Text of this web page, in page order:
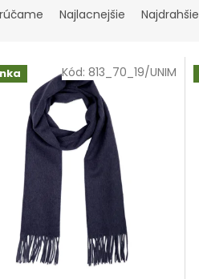
Najlacnejšie Najdrahšie
Kód: 813_70_19/UNIM